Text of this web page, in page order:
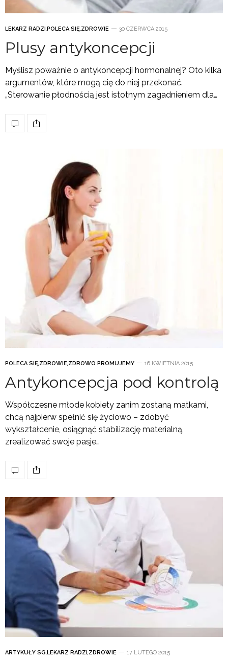
LEKARZ RADZI ,POLECA SIĘ,ZDROWIE 30 CZERWCA 2015
Plusy antykoncepcji
Myślisz poważnie o antykoncepcji hormonalnej? Oto kilka
argumentów, które mogą cię do niej przekonać.
„Sterowanie płodnością jest istotnym zagadnieniem dla…
POLECA SIĘ,ZDROWIE,ZDROWO PROMUJEMY 16 KWIETNIA 2015
Antykoncepcja pod kontrolą
Współczesne młode kobiety zanim zostaną matkami,
chcą najpierw spełnić się życiowo – zdobyć
wykształcenie, osiągnąć stabilizację materialną,
zrealizować swoje pasje…
ARTYKUŁY SG,LEKARZ RADZI,ZDROWIE 17 LUTEGO 2015